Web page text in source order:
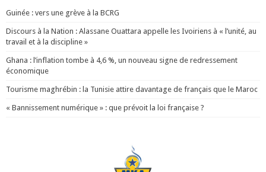
Guinée : vers une grève à la BCRG
Discours à la Nation : Alassane Ouattara appelle les Ivoiriens à « l’unité, au
travail et à la discipline »
Ghana : l’inflation tombe à 4,6 %, un nouveau signe de redressement
économique
Tourisme maghrébin : la Tunisie attire davantage de français que le Maroc
« Bannissement numérique » : que prévoit la loi française ?